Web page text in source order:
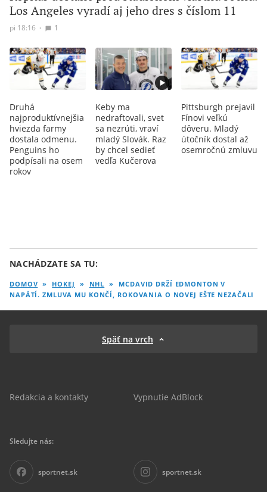
Los Angeles vyradí aj jeho dres s číslom 11
pi 18:16 ∙ 1
Druhá
najproduktívnejšia
hviezda farmy
dostala odmenu.
Penguins ho
podpísali na osem
rokov
Keby ma
nedraftovali, svet
sa nezrúti, vraví
mladý Slovák. Raz
by chcel sedieť
vedľa Kučerova
Pittsburgh prejavil
Fínovi veľkú
dôveru. Mladý
útočník dostal až
osemročnú zmluvu
NACHÁDZATE SA TU:
DOMOV » HOKEJ » NHL »
MCDAVID DRŽÍ EDMONTON V
NAPÄTÍ. ZMLUVA MU KONČÍ, ROKOVANIA O NOVEJ EŠTE NEZAČALI
Späť na vrch
Redakcia a kontakty Vypnutie AdBlock
Sledujte nás:
sportnet.sk sportnet.sk